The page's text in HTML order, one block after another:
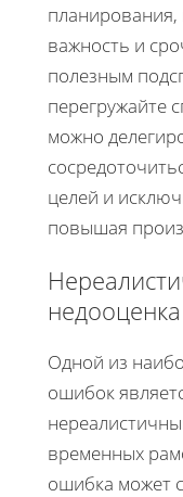
важность и
полезным
перегружайте
можно
целей и
повышая
Одной из
ошибок
временных
ошибка может